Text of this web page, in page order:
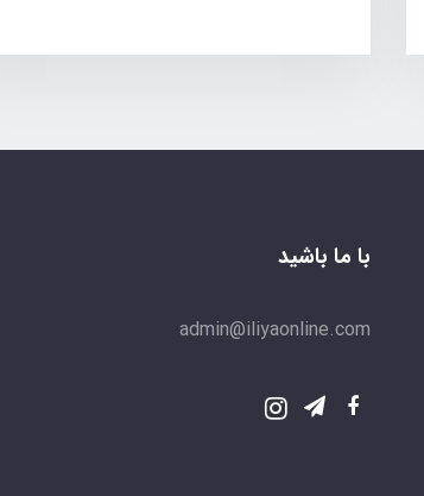
با ما باشید
admin@iliyaonline.com